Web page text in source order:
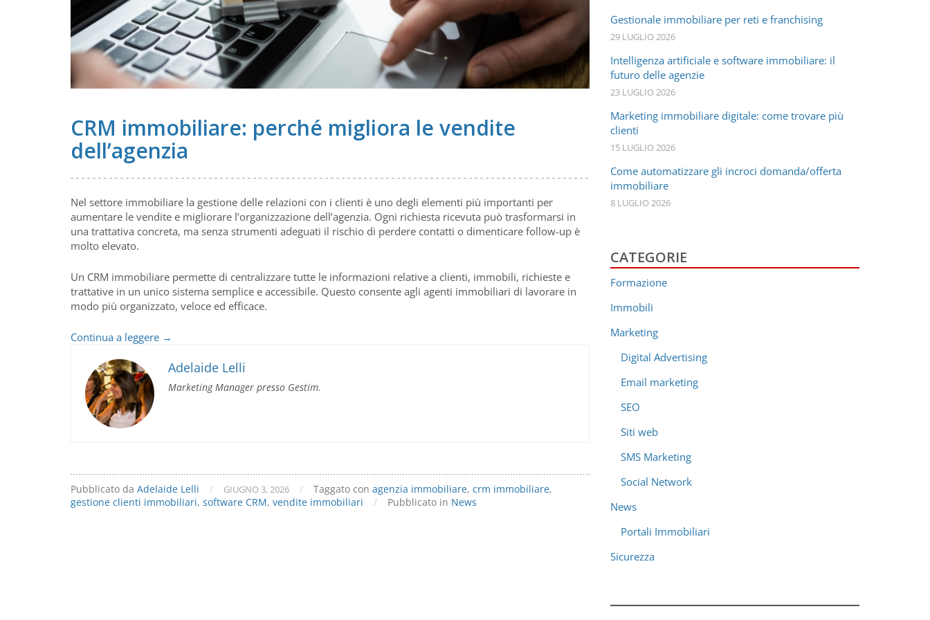
CRM immobiliare: perché migliora le vendite
dell’agenzia
Nel settore immobiliare la gestione delle relazioni con i clienti è uno degli elementi più importanti per
aumentare le vendite e migliorare l’organizzazione dell’agenzia. Ogni richiesta ricevuta può trasformarsi in
una trattativa concreta, ma senza strumenti adeguati il rischio di perdere contatti o dimenticare follow-up è
molto elevato.
Un CRM immobiliare permette di centralizzare tutte le informazioni relative a clienti, immobili, richieste e
trattative in un unico sistema semplice e accessibile. Questo consente agli agenti immobiliari di lavorare in
modo più organizzato, veloce ed efficace.
Continua a leggere CRM
perché
migliora
le
→
Adelaide Lelli
Marketing Manager presso Gestim.
Pubblicato da Adelaide Lelli / GIUGNO 3, 2026 / Taggato con agenzia immobiliare, crm immobiliare,
gestione clienti immobiliari, software CRM, vendite immobiliari / Pubblicato in News
Gestionale immobiliare per reti e franchising
29 LUGLIO 2026
Intelligenza artificiale e software immobiliare: il
futuro delle agenzie
23 LUGLIO 2026
Marketing immobiliare digitale: come trovare più
clienti
15 LUGLIO 2026
Come automatizzare gli incroci domanda/offerta
immobiliare
8 LUGLIO 2026
CATEGORIE
Formazione
Immobili
Marketing
Digital Advertising
Email marketing
SEO
Siti web
SMS Marketing
Social Network
News
Portali Immobiliari
Sicurezza